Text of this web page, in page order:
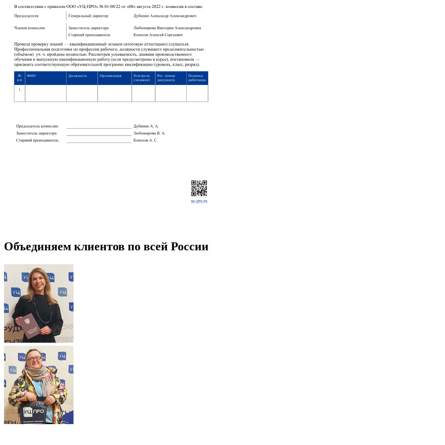
Объединяем клиентов по всей России